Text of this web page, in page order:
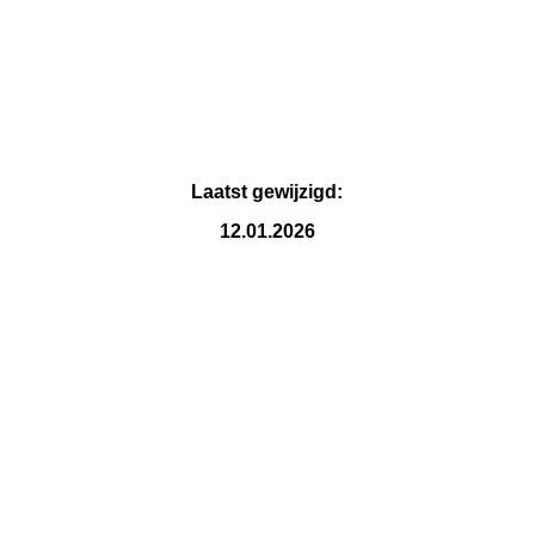
Laatst gewijzigd:
12.01.2026